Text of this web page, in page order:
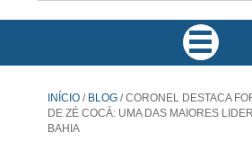
INÍCIO / BLOG /CORONEL DESTACA
DE ZÉ COCÁ: UMA DAS MAIORES
BAHIA